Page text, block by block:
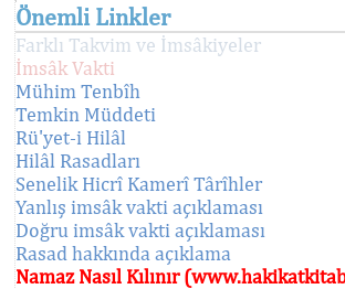
Önemli Linkler
Farklı Takvim ve İmsâkiyeler
İmsâk Vakti
Mühim Tenbîh
Temkin Müddeti
Rü'yet-i Hilâl
Hilâl Rasadları
Senelik Hicrî Kamerî Târîhler
Yanlış imsâk vakti açıklaması
Doğru imsâk vakti açıklaması
Rasad hakkında açıklama
Namaz Nasıl Kılınır